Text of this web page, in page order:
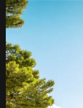
JYSK IMA
MNOGO SKUPLJI SET